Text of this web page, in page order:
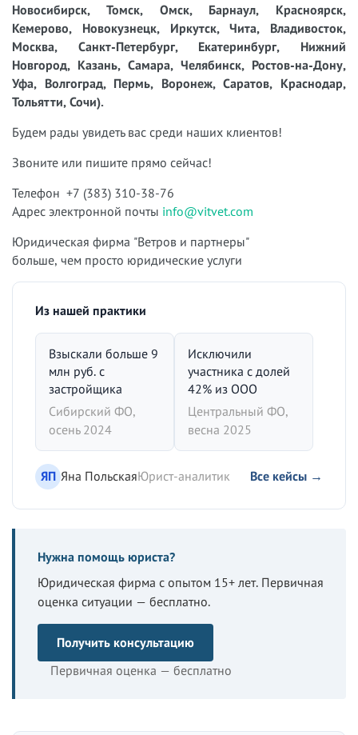
Новосибирск, Томск, Омск, Барнаул, Красноярск,
Кемерово, Новокузнецк, Иркутск, Чита, Владивосток,
Москва, Санкт-Петербург, Екатеринбург, Нижний
Новгород, Казань, Самара, Челябинск, Ростов-на-Дону,
Уфа, Волгоград, Пермь, Воронеж, Саратов, Краснодар,
Тольятти, Сочи).
Будем рады увидеть вас среди наших клиентов!
Звоните или пишите прямо сейчас!
Телефон +7 (383) 310-38-76
Адрес электронной почты info@vitvet.com
Юридическая фирма "Ветров и партнеры"
больше, чем просто юридические услуги
Из нашей практики
Взыскали больше 9
млн руб. с
застройщика
Сибирский ФО,
осень 2024
Исключили
участника с долей
42% из ООО
Центральный ФО,
весна 2025
ЯП Яна ПольскаяЮрист-аналитик Все кейсы →
Нужна помощь юриста?
Юридическая фирма с опытом 15+ лет. Первичная
оценка ситуации — бесплатно.
Получить консультацию
Первичная оценка — бесплатно